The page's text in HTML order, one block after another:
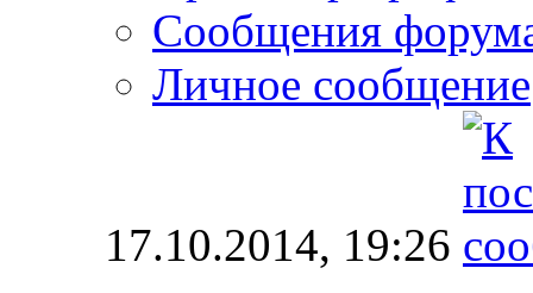
Сообщения
Личное сообщение
17.10.2014, 19:26